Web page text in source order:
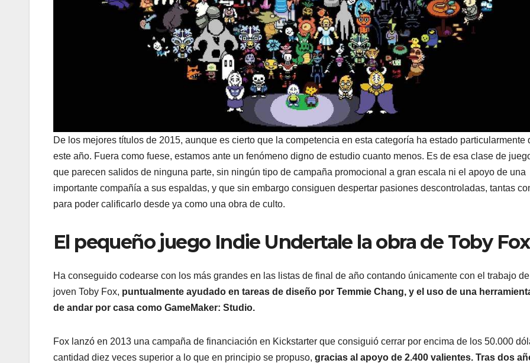
De los mejores títulos de 2015, aunque es cierto que la competencia en esta categoría ha estado particularmente
este año. Fuera como fuese, estamos ante un fenómeno digno de estudio cuanto menos. Es de esa clase de
que parecen salidos de ninguna parte, sin ningún tipo de campaña promocional a gran escala ni el apoyo de una
importante compañía a sus espaldas, y que sin embargo consiguen despertar pasiones descontroladas, tantas
para poder calificarlo desde ya como una obra de culto.
El pequeño juego Indie Undertale la obra de Toby Fox
Ha conseguido codearse con los más grandes en las listas de final de año contando únicamente con el trabajo
joven Toby Fox, puntualmente ayudado en tareas de diseño por Temmie Chang, y el uso de una
de andar por casa como GameMaker: Studio.
Fox lanzó en 2013 una campaña de financiación en Kickstarter que consiguió cerrar por encima de los 50.000
cantidad diez veces superior a lo que en principio se propuso, gracias al apoyo de 2.400 valientes. Tras dos